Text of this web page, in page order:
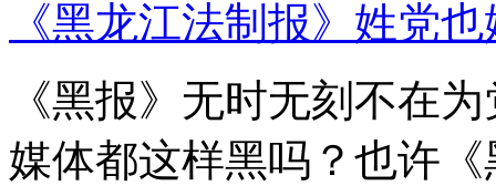
《黑龙江法制报》姓党
《黑报》无时无刻不在
媒体都这样黑吗？也许